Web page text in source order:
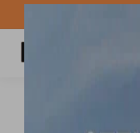
Spedizione